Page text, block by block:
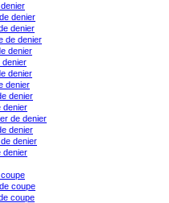
denier
denier
de denier
denier
denier
denier
denier
denier
denier
de denier
denier
denier
denier
coupe
coupe